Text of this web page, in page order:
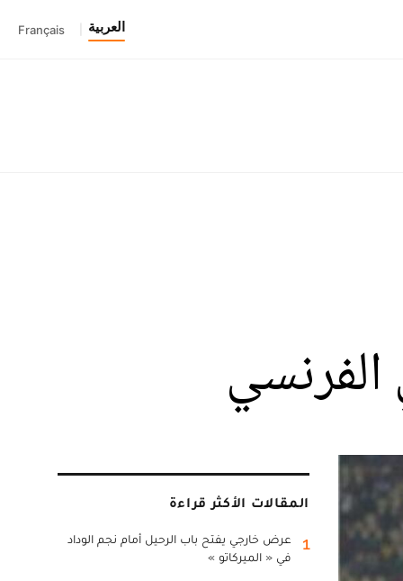
العربية Français
المقالات الأكثر قراءة
1
عرض خارجي يفتح باب الرحيل أمام نجم الوداد
في « الميركاتو »